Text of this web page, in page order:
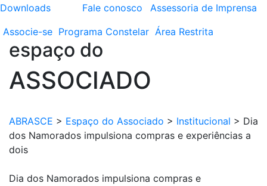
Downloads
Fale conosco
Assessoria de Imprensa
Associe-se Programa Constelar Área Restrita
espaço do
ASSOCIADO
ABRASCE > Espaço do Associado > Institucional > Dia
dos Namorados impulsiona compras e experiências a
dois
Dia dos Namorados impulsiona compras e